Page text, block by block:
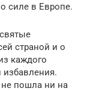
силе в Европе.
страной и о
каждого
пошла ни на